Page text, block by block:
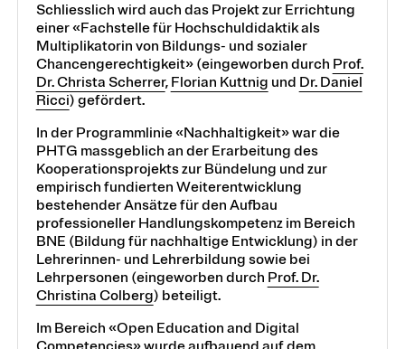
Schliesslich wird auch das Projekt zur Errichtung
einer «Fachstelle für Hochschuldidaktik als
Multiplikatorin von Bildungs- und sozialer
Chancengerechtigkeit» (eingeworben durch Prof.
Dr. Christa Scherrer, Florian Kuttnig und Dr. Daniel
Ricci) gefördert.
In der Programmlinie «Nachhaltigkeit» war die
PHTG massgeblich an der Erarbeitung des
Kooperationsprojekts zur Bündelung und zur
empirisch fundierten Weiterentwicklung
bestehender Ansätze für den Aufbau
professioneller Handlungskompetenz im Bereich
BNE (Bildung für nachhaltige Entwicklung) in der
Lehrerinnen- und Lehrerbildung sowie bei
Lehrpersonen (eingeworben durch Prof. Dr.
Christina Colberg) beteiligt.
Im Bereich «Open Education and Digital